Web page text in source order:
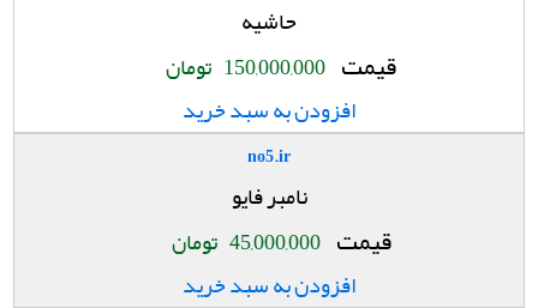
حاشیه
قیمت 150,000,000 تومان
افزودن به سبد خرید
no5.ir
نامبر فایو
قیمت 45,000,000 تومان
افزودن به سبد خرید